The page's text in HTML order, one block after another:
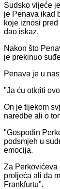
Sudsko vijeće
je Penava ikad
koje iznosi
dao iskaz.
Nakon što
je prekinuo
Penava je u
"Ja ću otkriti
On je tijekom
naredbe ali o
"Gospodin
podsmjeh u
emocija.
Za Perkovićeva
proljeća ali da
Frankfurtu".